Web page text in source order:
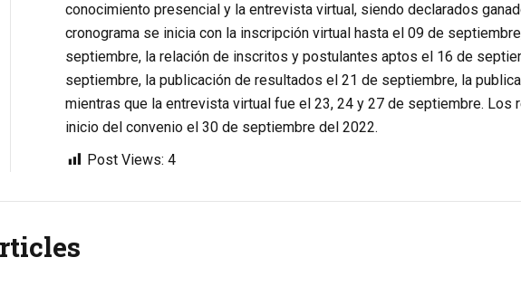
conocimiento presencial y la entrevista virtual, siendo declarados
cronograma se inicia con la inscripción virtual hasta el 09 de
septiembre, la relación de inscritos y postulantes aptos el 16 de
septiembre, la publicación de resultados el 21 de septiembre, la
mientras que la entrevista virtual fue el 23, 24 y 27 de septiembre.
inicio del convenio el 30 de septiembre del 2022.
Post Views: 4